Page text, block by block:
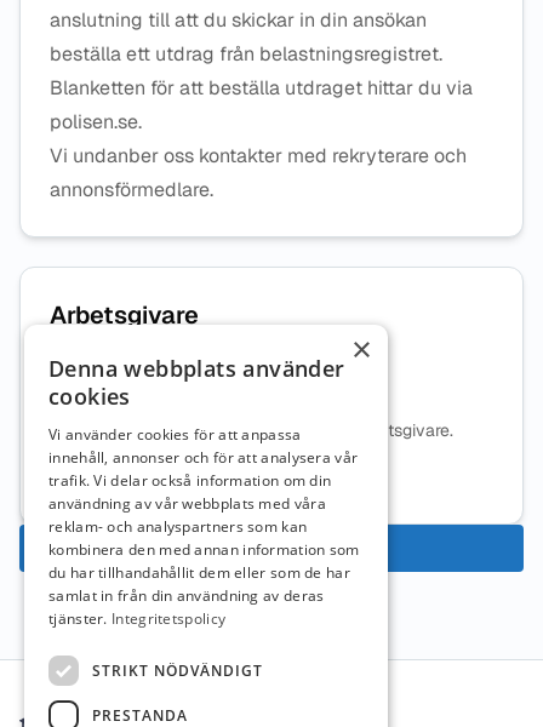
anslutning till att du skickar in din ansökan
beställa ett utdrag från belastningsregistret.
Blanketten för att beställa utdraget hittar du via
polisen.se.
Vi undanber oss kontakter med rekryterare och
annonsförmedlare.
Arbetsgivare
Edukatus Alliance AB
Ingen beskrivning tillgänglig för denna arbetsgivare.
Mer information om arbetsgivaren
Ansök nu
Sidfot
×
Denna webbplats använder
cookies
Vi använder cookies för att anpassa
innehåll, annonser och för att analysera vår
trafik. Vi delar också information om din
användning av vår webbplats med våra
reklam- och analyspartners som kan
kombinera den med annan information som
du har tillhandahållit dem eller som de har
samlat in från din användning av deras
tjänster. Integritetspolicy
STRIKT NÖDVÄNDIGT
PRESTANDA